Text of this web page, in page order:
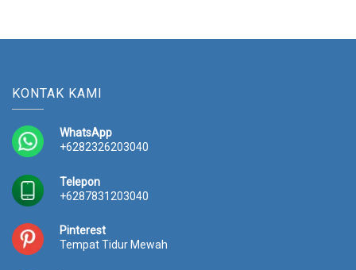
KONTAK KAMI
WhatsApp
+6282326203040
Telepon
+6287831203040
Pinterest
Tempat Tidur Mewah